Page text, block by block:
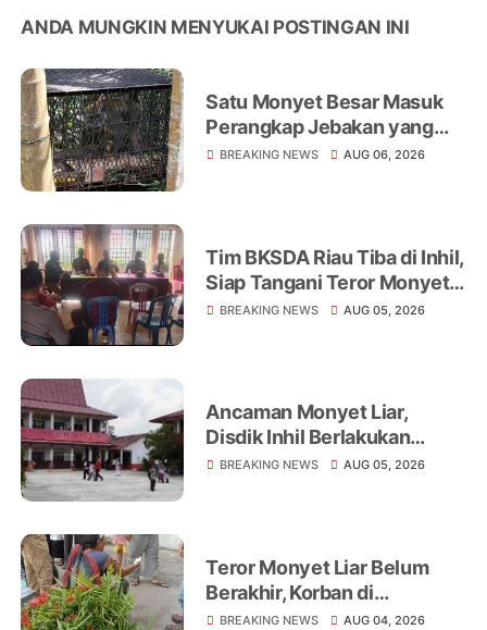
ANDA MUNGKIN MENYUKAI POSTINGAN INI
Satu Monyet Besar Masuk
Perangkap Jebakan yang
Dipasang di Belakang
BREAKING NEWS AUG 06, 2026
Tim BKSDA Riau Tiba di Inhil,
Siap Tangani Teror Monyet
Liar yang Telah Melukai 18
BREAKING NEWS AUG 05, 2026
Ancaman Monyet Liar,
Disdik Inhil Berlakukan
Belajar dari Rumah di
BREAKING NEWS AUG 05, 2026
Teror Monyet Liar Belum
Berakhir, Korban di
Tembilahan Terus
BREAKING NEWS AUG 04, 2026